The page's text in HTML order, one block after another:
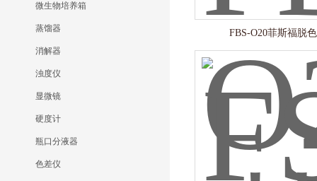
微生物培养箱
蒸馏器
消解器
浊度仪
显微镜
硬度计
瓶口分液器
色差仪
FBS-O20菲斯福脱